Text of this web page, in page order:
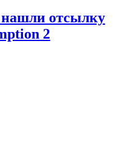
нашли отсылку
2